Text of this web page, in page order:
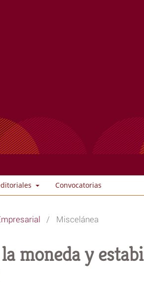
Convocatorias
/ Miscelánea
moneda y